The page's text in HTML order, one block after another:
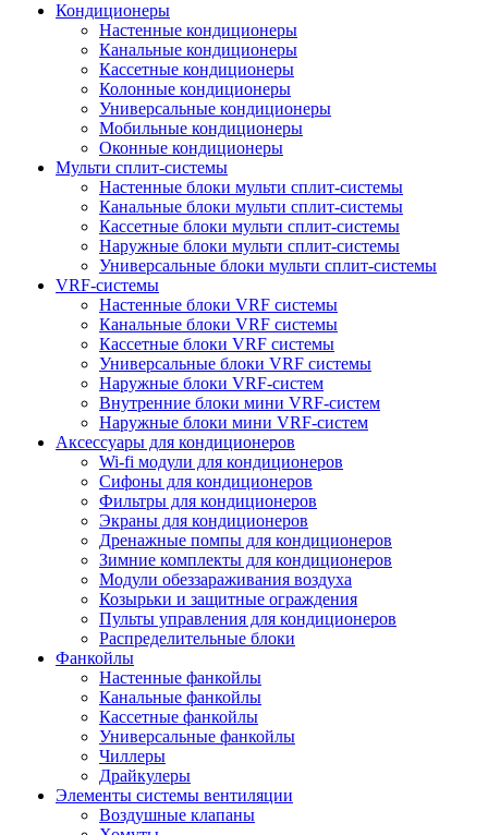
Кондиционеры
Настенные кондиционеры
Канальные кондиционеры
Кассетные кондиционеры
Колонные кондиционеры
Универсальные кондиционеры
Мобильные кондиционеры
Оконные кондиционеры
Мульти сплит-системы
Настенные блоки мульти сплит-системы
Канальные блоки мульти сплит-системы
Кассетные блоки мульти сплит-системы
Наружные блоки мульти сплит-системы
Универсальные блоки мульти сплит-системы
VRF-системы
Настенные блоки VRF системы
Канальные блоки VRF системы
Кассетные блоки VRF системы
Универсальные блоки VRF системы
Наружные блоки VRF-систем
Внутренние блоки мини VRF-систем
Наружные блоки мини VRF-систем
Аксессуары для кондиционеров
Wi-fi модули для кондиционеров
Сифоны для кондиционеров
Фильтры для кондиционеров
Экраны для кондиционеров
Дренажные помпы для кондиционеров
Зимние комплекты для кондиционеров
Модули обеззараживания воздуха
Козырьки и защитные ограждения
Пульты управления для кондиционеров
Распределительные блоки
Фанкойлы
Настенные фанкойлы
Канальные фанкойлы
Кассетные фанкойлы
Универсальные фанкойлы
Чиллеры
Драйкулеры
Элементы системы вентиляции
Воздушные клапаны